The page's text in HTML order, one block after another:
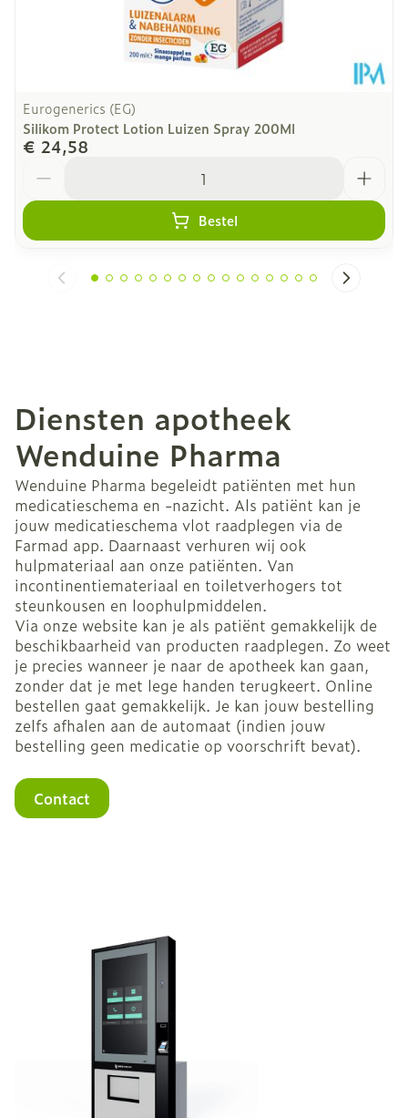
Eurogenerics (EG)
Silikom Protect Lotion Luizen Spray 200Ml
€ 24,58
Bestel
Diensten apotheek
Wenduine Pharma
Wenduine Pharma begeleidt patiënten met hun
medicatieschema en -nazicht. Als patiënt kan je
jouw medicatieschema vlot raadplegen via de
Farmad app. Daarnaast verhuren wij ook
hulpmateriaal aan onze patiënten. Van
incontinentiemateriaal en toiletverhogers tot
steunkousen en loophulpmiddelen.
Via onze website kan je als patiënt gemakkelijk de
beschikbaarheid van producten raadplegen. Zo weet
je precies wanneer je naar de apotheek kan gaan,
zonder dat je met lege handen terugkeert. Online
bestellen gaat gemakkelijk. Je kan jouw bestelling
zelfs afhalen aan de automaat (indien jouw
bestelling geen medicatie op voorschrift bevat).
Contact